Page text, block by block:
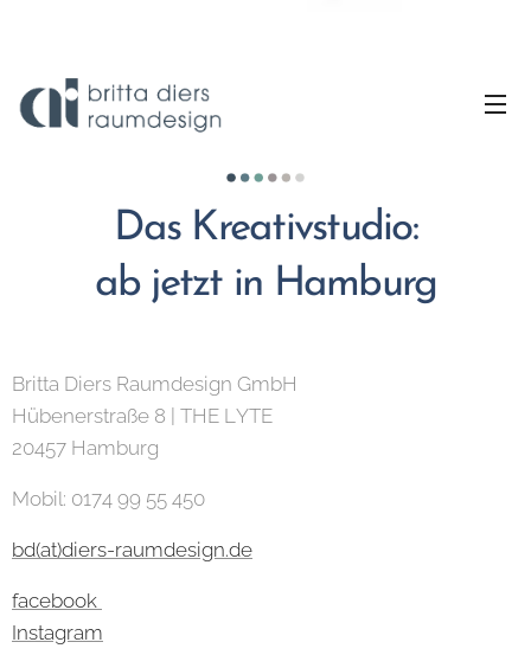
Das Kreativstudio:
ab jetzt in Hamburg
Britta Diers Raumdesign GmbH
Hübenerstraße 8 | THE LYTE
20457 Hamburg
Mobil: 0174 99 55 450
bd(at)diers-raumdesign.de
facebook
Instagram